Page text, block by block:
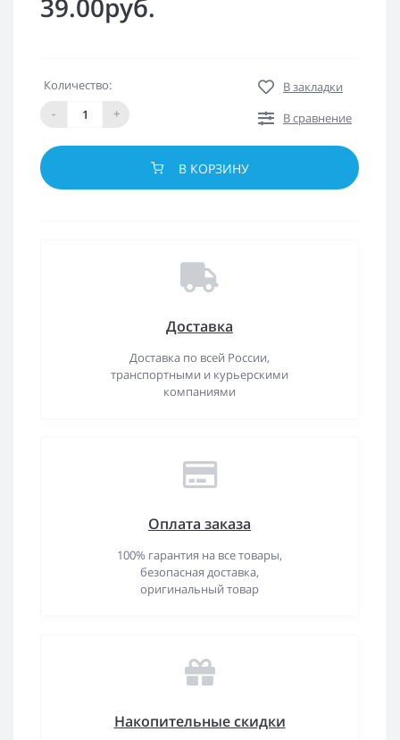
39.00руб.
Количество:
-
+
В закладки
В сравнение
В КОРЗИНУ
Доставка
Доставка по всей России,
транспортными и курьерскими
компаниями
Оплата заказа
100% гарантия на все товары,
безопасная доставка,
оригинальный товар
Накопительные скидки